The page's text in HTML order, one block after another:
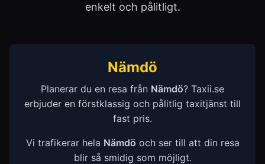
enkelt och pålitligt.
Nämdö
Planerar du en resa från Nämdö? Taxii.se
erbjuder en förstklassig och pålitlig taxitjänst till
fast pris.
Vi trafikerar hela Nämdö och ser till att din resa
blir så smidig som möjligt.